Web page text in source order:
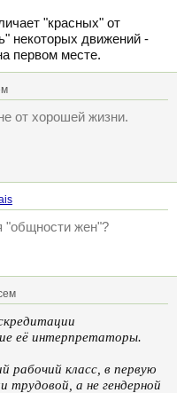
"красных" от
некоторых движений -
первом месте.
от хорошей жизни.
"общности жен"?
её интерпретаторы.
рабочий класс, в первую
трудовой, а не гендерной